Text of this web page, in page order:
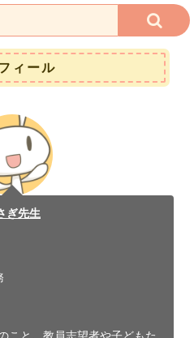
ィール
ぎ先生
こと、教員志望者や子どもた